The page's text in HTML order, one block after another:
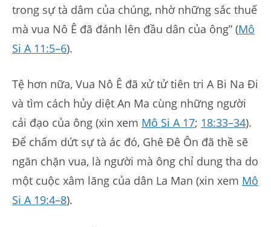
trong sự tà dâm của chúng, nhờ những sắc thuế
mà vua Nô Ê đã đánh lên đầu dân của ông” (Mô
Si A 11:5–6).
Tệ hơn nữa, Vua Nô Ê đã xử tử tiên tri A Bi Na Đi
và tìm cách hủy diệt An Ma cùng những người
cải đạo của ông (xin xem Mô Si A 17; 18:33–34).
Để chấm dứt sự tà ác đó, Ghê Đê Ôn đã thề sẽ
ngăn chặn vua, là người mà ông chỉ dung tha do
một cuộc xâm lăng của dân La Man (xin xem Mô
Si A 19:4–8).